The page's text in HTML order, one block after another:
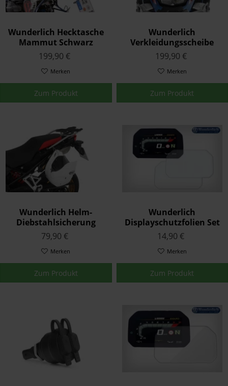
Wunderlich Hecktasche
Mammut Schwarz
199,90 €
Merken
Zum Produkt
Wunderlich
Verkleidungsscheibe
Marathon Transparent
F850GS/Adventure
199,90 €
Merken
Zum Produkt
Wunderlich Helm-
Diebstahlsicherung
Helm-Lock F 750 GS F 850
GS/Adventure K80/81/82
79,90 €
Merken
Zum Produkt
Wunderlich
Displayschutzfolien Set
Connectivity Display
14,90 €
Merken
Zum Produkt